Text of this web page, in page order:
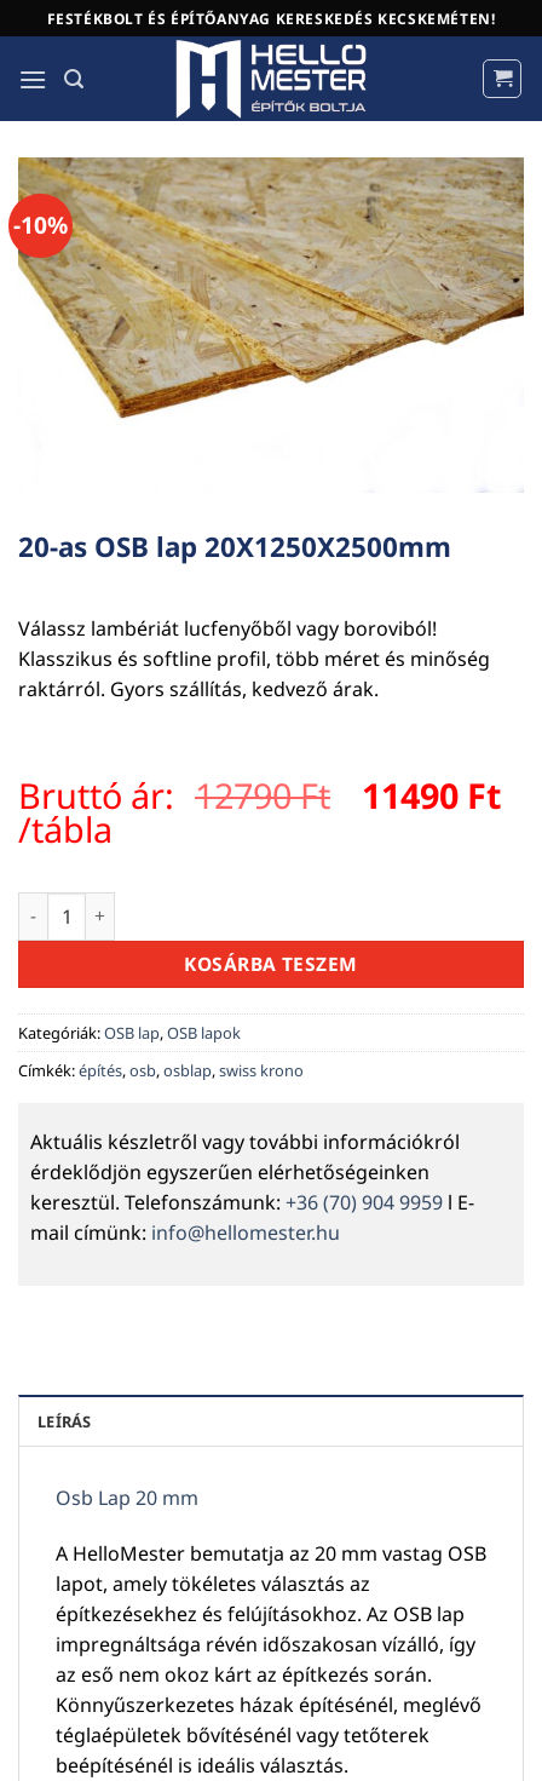
to
content
FESTÉKBOLT ÉS ÉPÍTŐANYAG KERESKEDÉS KECSKEMÉTEN!
-10%
20-as OSB lap 20X1250X2500mm
Válassz lambériát lucfenyőből vagy boroviból!
Klasszikus és softline profil, több méret és minőség
raktárról. Gyors szállítás, kedvező árak.
Bruttó ár: 12790Ft Original
11490 Ft
/tábla
20-as OSB lap 20X1250X2500mm mennyiség
KOSÁRBA TESZEM
Kategóriák:OSB lap,OSB lapok
Címkék:építés,osb,osblap,swiss krono
Aktuális készletről vagy további információkról
érdeklődjön egyszerűen elérhetőségeinken
keresztül. Telefonszámunk: +36 (70) 904 9959 l E-
mail címünk: info@hellomester.hu
LEÍRÁS
Osb Lap 20 mm
A HelloMester bemutatja az 20 mm vastag OSB
lapot, amely tökéletes választás az
építkezésekhez és felújításokhoz. Az OSB lap
impregnáltsága révén időszakosan vízálló, így
az eső nem okoz kárt az építkezés során.
Könnyűszerkezetes házak építésénél, meglévő
téglaépületek bővítésénél vagy tetőterek
beépítésénél is ideális választás.